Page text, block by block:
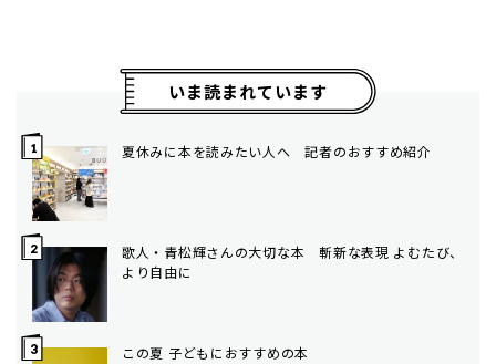
いま読まれています
夏休みに本を読みたい人へ 記者のおすすめ紹介
歌人・青松輝さんの大切な本 斬新な表現 よむたび、
より自由に
この夏 子どもにおすすめの本